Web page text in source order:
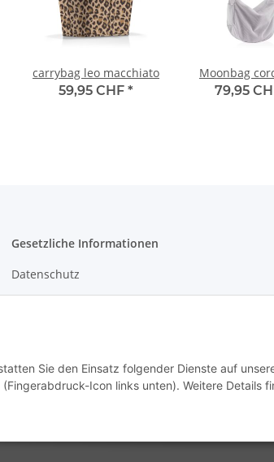
carrybag leo macchiato
59,95 CHF *
Moonbag
79,95
Gesetzliche Informationen
Datenschutz
Impressum
Sie den Einsatz folgender Dienste auf
Icon links unten). Weitere Details